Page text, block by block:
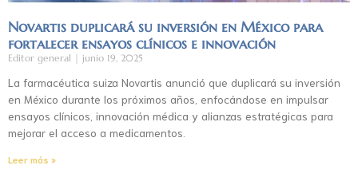
Novartis duplicará su inversión en México para
fortalecer ensayos clínicos e innovación
Editor general junio 19, 2025
La farmacéutica suiza Novartis anunció que duplicará su inversión
en México durante los próximos años, enfocándose en impulsar
ensayos clínicos, innovación médica y alianzas estratégicas para
mejorar el acceso a medicamentos.
Leer más »